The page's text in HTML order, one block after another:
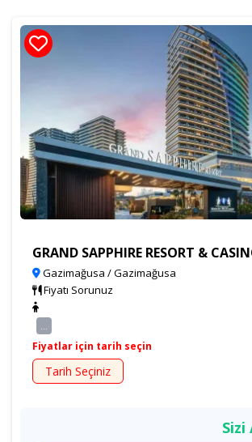
GRAND SAPPHIRE RESORT &
Gazimağusa / Gazimağusa
Fiyatı Sorunuz
...
Fiyatlar için tarih seçin
Tarih Seçiniz
Sizi